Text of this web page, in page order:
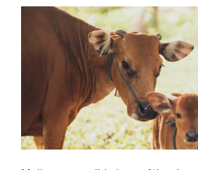
criadas
no
Brasil”